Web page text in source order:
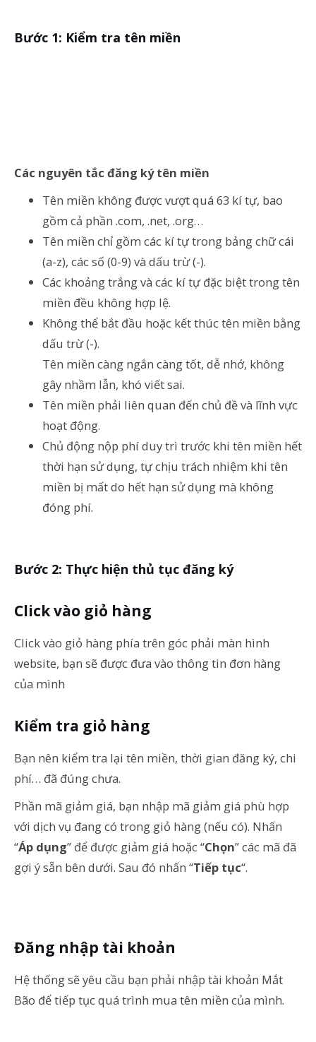
Bước 1: Kiểm tra tên miền
Các nguyên tắc đăng ký tên miền
Tên miền không được vượt quá 63 kí tự, bao
gồm cả phần .com, .net, .org…
Tên miền chỉ gồm các kí tự trong bảng chữ cái
(a-z), các số (0-9) và dấu trừ (-).
Các khoảng trắng và các kí tự đặc biệt trong tên
miền đều không hợp lệ.
Không thể bắt đầu hoặc kết thúc tên miền bằng
dấu trừ (-).
Tên miền càng ngắn càng tốt, dễ nhớ, không
gây nhầm lẫn, khó viết sai.
Tên miền phải liên quan đến chủ đề và lĩnh vực
hoạt động.
Chủ động nộp phí duy trì trước khi tên miền hết
thời hạn sử dụng, tự chịu trách nhiệm khi tên
miền bị mất do hết hạn sử dụng mà không
đóng phí.
Bước 2: Thực hiện thủ tục đăng ký
Click vào giỏ hàng
Click vào giỏ hàng phía trên góc phải màn hình
website, bạn sẽ được đưa vào thông tin đơn hàng
của mình
Kiểm tra giỏ hàng
Bạn nên kiểm tra lại tên miền, thời gian đăng ký, chi
phí… đã đúng chưa.
Phần mã giảm giá, bạn nhập mã giảm giá phù hợp
với dịch vụ đang có trong giỏ hàng (nếu có). Nhấn
“Áp dụng” để được giảm giá hoặc “Chọn” các mã đã
gợi ý sẵn bên dưới. Sau đó nhấn “Tiếp tục“.
Đăng nhập tài khoản
Hệ thống sẽ yêu cầu bạn phải nhập tài khoản Mắt
Bão để tiếp tục quá trình mua tên miền của mình.